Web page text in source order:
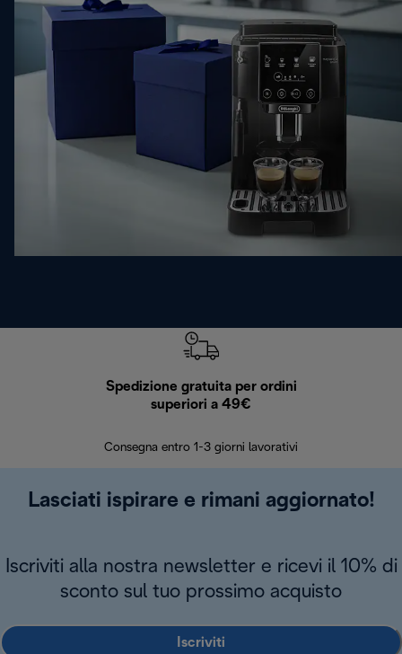
Spedizione gratuita per ordini
superiori a 49€
Consegna entro 1-3 giorni lavorativi
Lasciati ispirare e rimani aggiornato!
Iscriviti alla nostra newsletter e ricevi il 10% di
sconto sul tuo prossimo acquisto
Iscriviti